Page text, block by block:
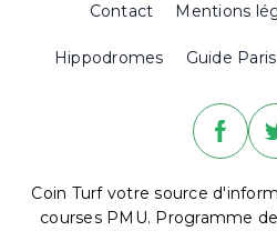
Contact Mentions
Hippodromes Guide
Coin Turf votre source
courses PMU. Programme